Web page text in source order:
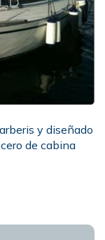
y diseñado
de cabina